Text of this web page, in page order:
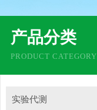
产品分类
PRODUCT CATEGORY
实验代测